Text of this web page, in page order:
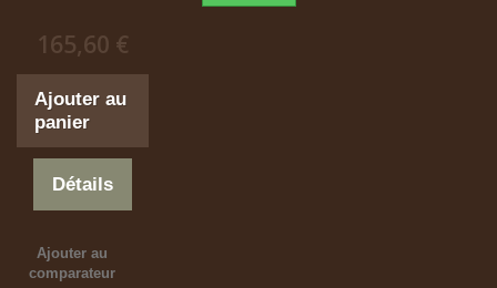
165,60 €
Ajouter au
panier
Détails
Ajouter au
comparateur